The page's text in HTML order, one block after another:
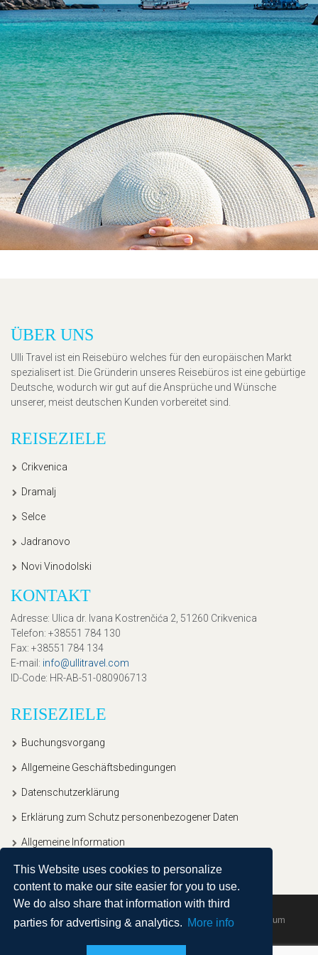
This Website uses cookies to personalize
content to make our site easier for you to use.
We do also share that information with third
parties for advertising & analytics. More info
ÜBER UNS
Ulli Travel ist ein Reisebüro welches für den europäischen Markt
spezialisert ist. Die Gründerin unseres Reisebüros ist eine gebürtige
Deutsche, wodurch wir gut auf die Ansprüche und Wünsche
unserer, meist deutschen Kunden vorbereitet sind.
REISEZIELE
Crikvenica
Dramalj
Selce
Jadranovo
Novi Vinodolski
KONTAKT
Adresse: Ulica dr. Ivana Kostrenčića 2, 51260 Crikvenica
Telefon: +38551 784 130
Fax: +38551 784 134
E-mail : info@ullitravel.com
ID-Code: HR-AB-51-080906713
REISEZIELE
Buchungsvorgang
Allgemeine Geschäftsbedingungen
Datenschutzerklärung
Erklärung zum Schutz personenbezogener Daten
Allgemeine Information
Copyright © 2020, Ullitravel |Sitemap| Powered by Agendum